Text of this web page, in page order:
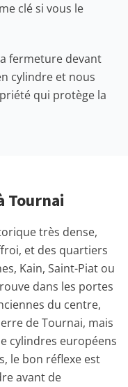
clé si vous le
fermeture devant
cylindre et nous
qui protège la
Tournai
très dense,
et des quartiers
Kain, Saint-Piat ou
dans les portes
du centre,
de Tournai, mais
cylindres européens
le bon réflexe est
avant de